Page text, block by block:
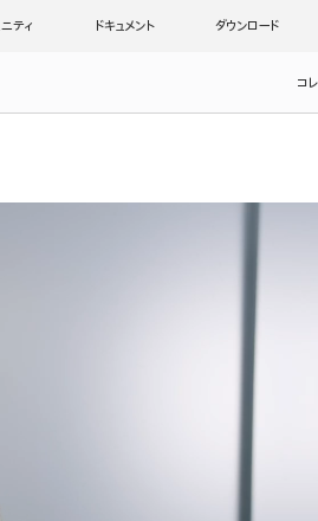
ティ ドキュメント ダウンロード
コ